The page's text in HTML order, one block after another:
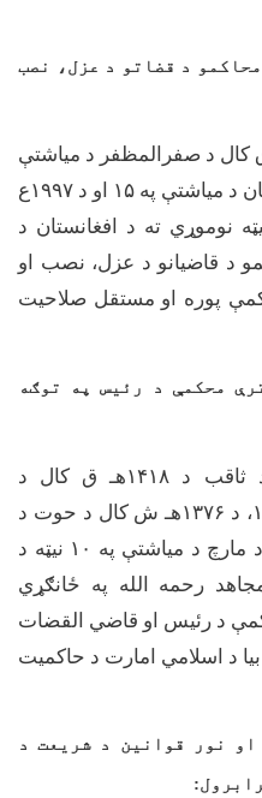
د قضاتو د عزل، نصب
کال د صفرالمظفر د میاشتې
د میاشتې په ۱۵ او د ۱۹۹۷ع
نوموړي ته د افغانستان د
د قاضیانو د عزل، نصب او
پوره او مستقل صلاحیت
محکمې د رئيس په توګه
ثاقب د ۱۴۱۸هـ ق کال د
، د ۱۳۷۶هـ ش کال د حوت د
مارچ د میاشتې په ۱۰ نیټه د
رحمه الله په ځانګړي
د رئیس او قاضي القضات
د اسلامي امارت د حاکمیت
نور قوانين د شريعت د